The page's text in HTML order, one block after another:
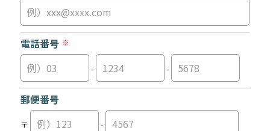
電話番号 ※
- -
郵便番号
〒 -